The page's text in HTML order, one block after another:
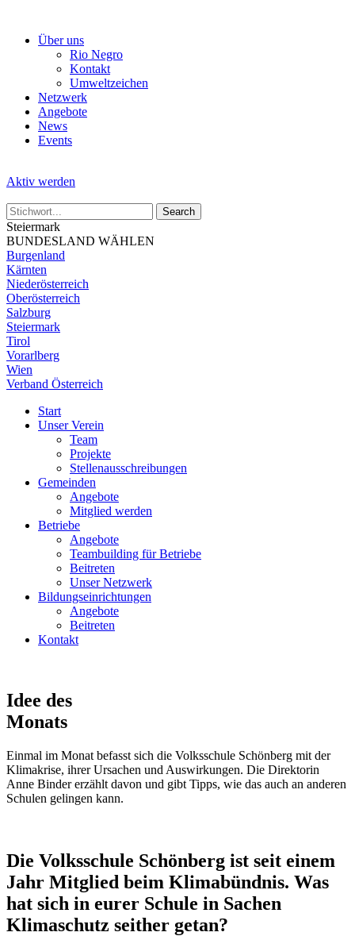
Über uns
Rio Negro
Kontakt
Umweltzeichen
Netzwerk
Angebote
News
Events
Aktiv werden
Steiermark
BUNDESLAND WÄHLEN
Burgenland
Kärnten
Niederösterreich
Oberösterreich
Salzburg
Steiermark
Tirol
Vorarlberg
Wien
Verband Österreich
Start
Unser Verein
Team
Projekte
Stellenausschreibungen
Gemeinden
Angebote
Mitglied werden
Betriebe
Angebote
Teambuilding für Betriebe
Beitreten
Unser Netzwerk
Bildungseinrichtungen
Angebote
Beitreten
Kontakt
Idee des
Monats
Einmal im Monat befasst sich die Volksschule Schönberg mit der
Klimakrise, ihrer Ursachen und Auswirkungen. Die Direktorin
Anne Binder erzählt davon und gibt Tipps, wie das auch an anderen
Schulen gelingen kann.
Die Volksschule Schönberg ist seit einem
Jahr Mitglied beim Klimabündnis. Was
hat sich in eurer Schule in Sachen
Klimaschutz seither getan?